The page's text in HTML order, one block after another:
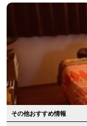
その他おすすめ情報